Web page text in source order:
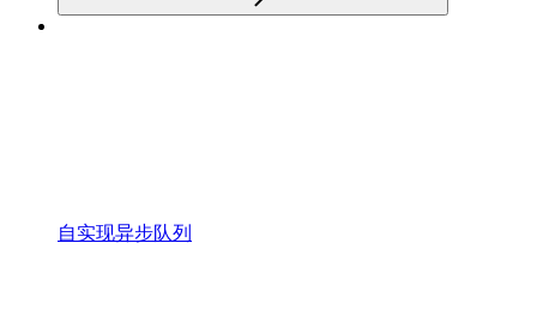
自实现异步队列